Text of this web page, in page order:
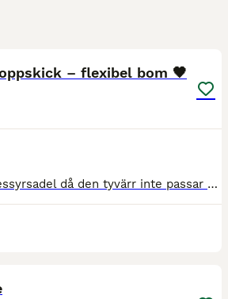
– flexibel bom 🖤
Säljer nu min fina Maxflex dressyrsadel då den tyvärr inte passar min häst längre. Maxflex är ett tyskt kvalitetsmärke som inte är så vanligt i Sverige. Det som gör dessa sadlar unika är den flexibla